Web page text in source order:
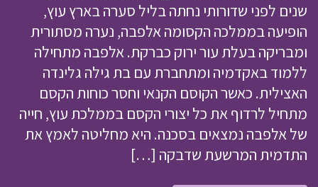
שנים לפני שדורותי נחתה בליל סערה בארץ עוץ,
הופיעה בממלכה הקסומה אלפבה, נערה מסתורית
ומבריקה בעלת עור ירוק כברקת. אלפבה מתחילה
ללמוד באקדמיה ומתחברת עם בת גילה גלינדה
האצילית. כאשר הקוסם הקנאי וחסר כוחות הקסם
מתחיל לרדוף את כל יצורי הקסם בממלכת עוץ, חייה
של אלפבה נמצאים בסכנה. היא מחליטה לאמץ את
התדמית המרשעת שדבקה […]